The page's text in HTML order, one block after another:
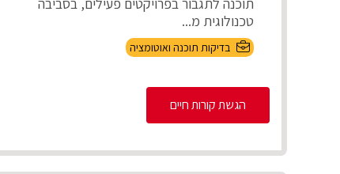
טכנולוגית מ...
בדיקות תוכנה ואוטומציה
הגשת קורות חיים